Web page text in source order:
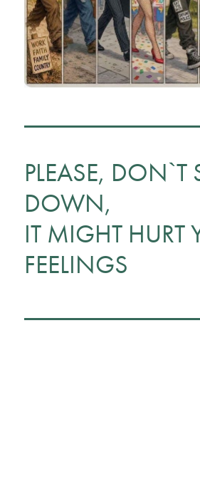
PLEASE, DON`T
DOWN,
IT MIGHT HURT
FEELINGS